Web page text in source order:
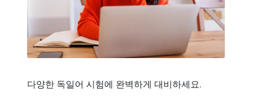
다양한 독일어 시험에 완벽하게 대비하세요.